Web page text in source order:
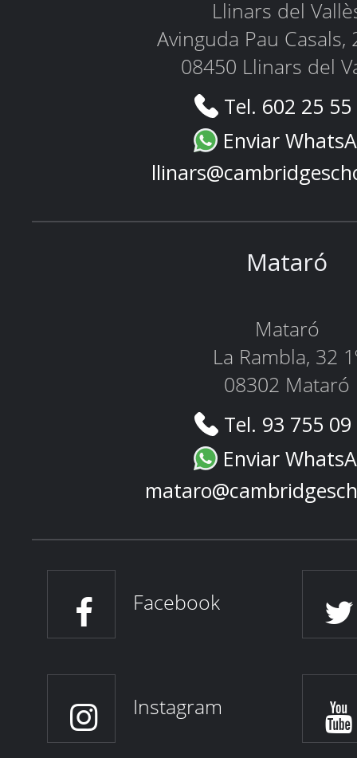
Llinars del
Avinguda Pau Casals,
08450 Llinars del
Tel. 602 25
Enviar
Mataró
Mataró
La Rambla, 32
08302 Mataró
Tel. 93 755
Enviar
Facebook
Instagram